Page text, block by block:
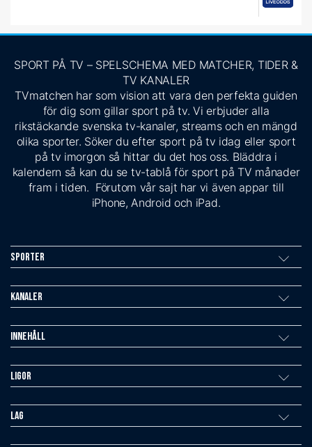
SPORT PÅ TV – SPELSCHEMA MED MATCHER, TIDER &
TV KANALER
TVmatchen har som vision att vara den perfekta guiden
för dig som gillar sport på tv. Vi erbjuder alla
rikstäckande svenska tv-kanaler, streams och en mängd
olika sporter. Söker du efter sport på tv idag eller sport
på tv imorgon så hittar du det hos oss. Bläddra i
kalendern så kan du se tv-tablå för sport på TV månader
fram i tiden. Förutom vår sajt har vi även appar till
iPhone, Android och iPad.
Sporter
Kanaler
Innehåll
Ligor
Lag